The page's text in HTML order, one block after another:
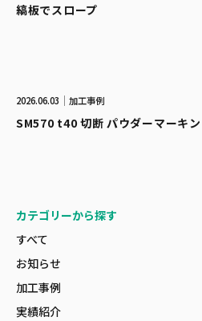
縞板でスロープ
2026.06.03 加工事例
SM570 t40 切断 パウダーマーキン
カテゴリーから探す
すべて
お知らせ
加工事例
実績紹介